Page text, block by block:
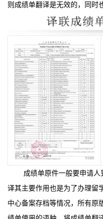
则成绩单翻译是无效的，同时
成绩单原件一般要申请
译其主要作用也是为了办理留
中心备案存档等情况，所有原